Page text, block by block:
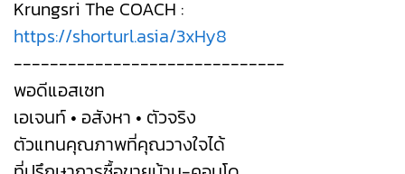
Krungsri The COACH :
https://shorturl.asia/3xHy8
------------------------------
พอดีแอสเซท
เอเจนท์ • อสังหา • ตัวจริง
ตัวแทนคุณภาพที่คุณวางใจได้